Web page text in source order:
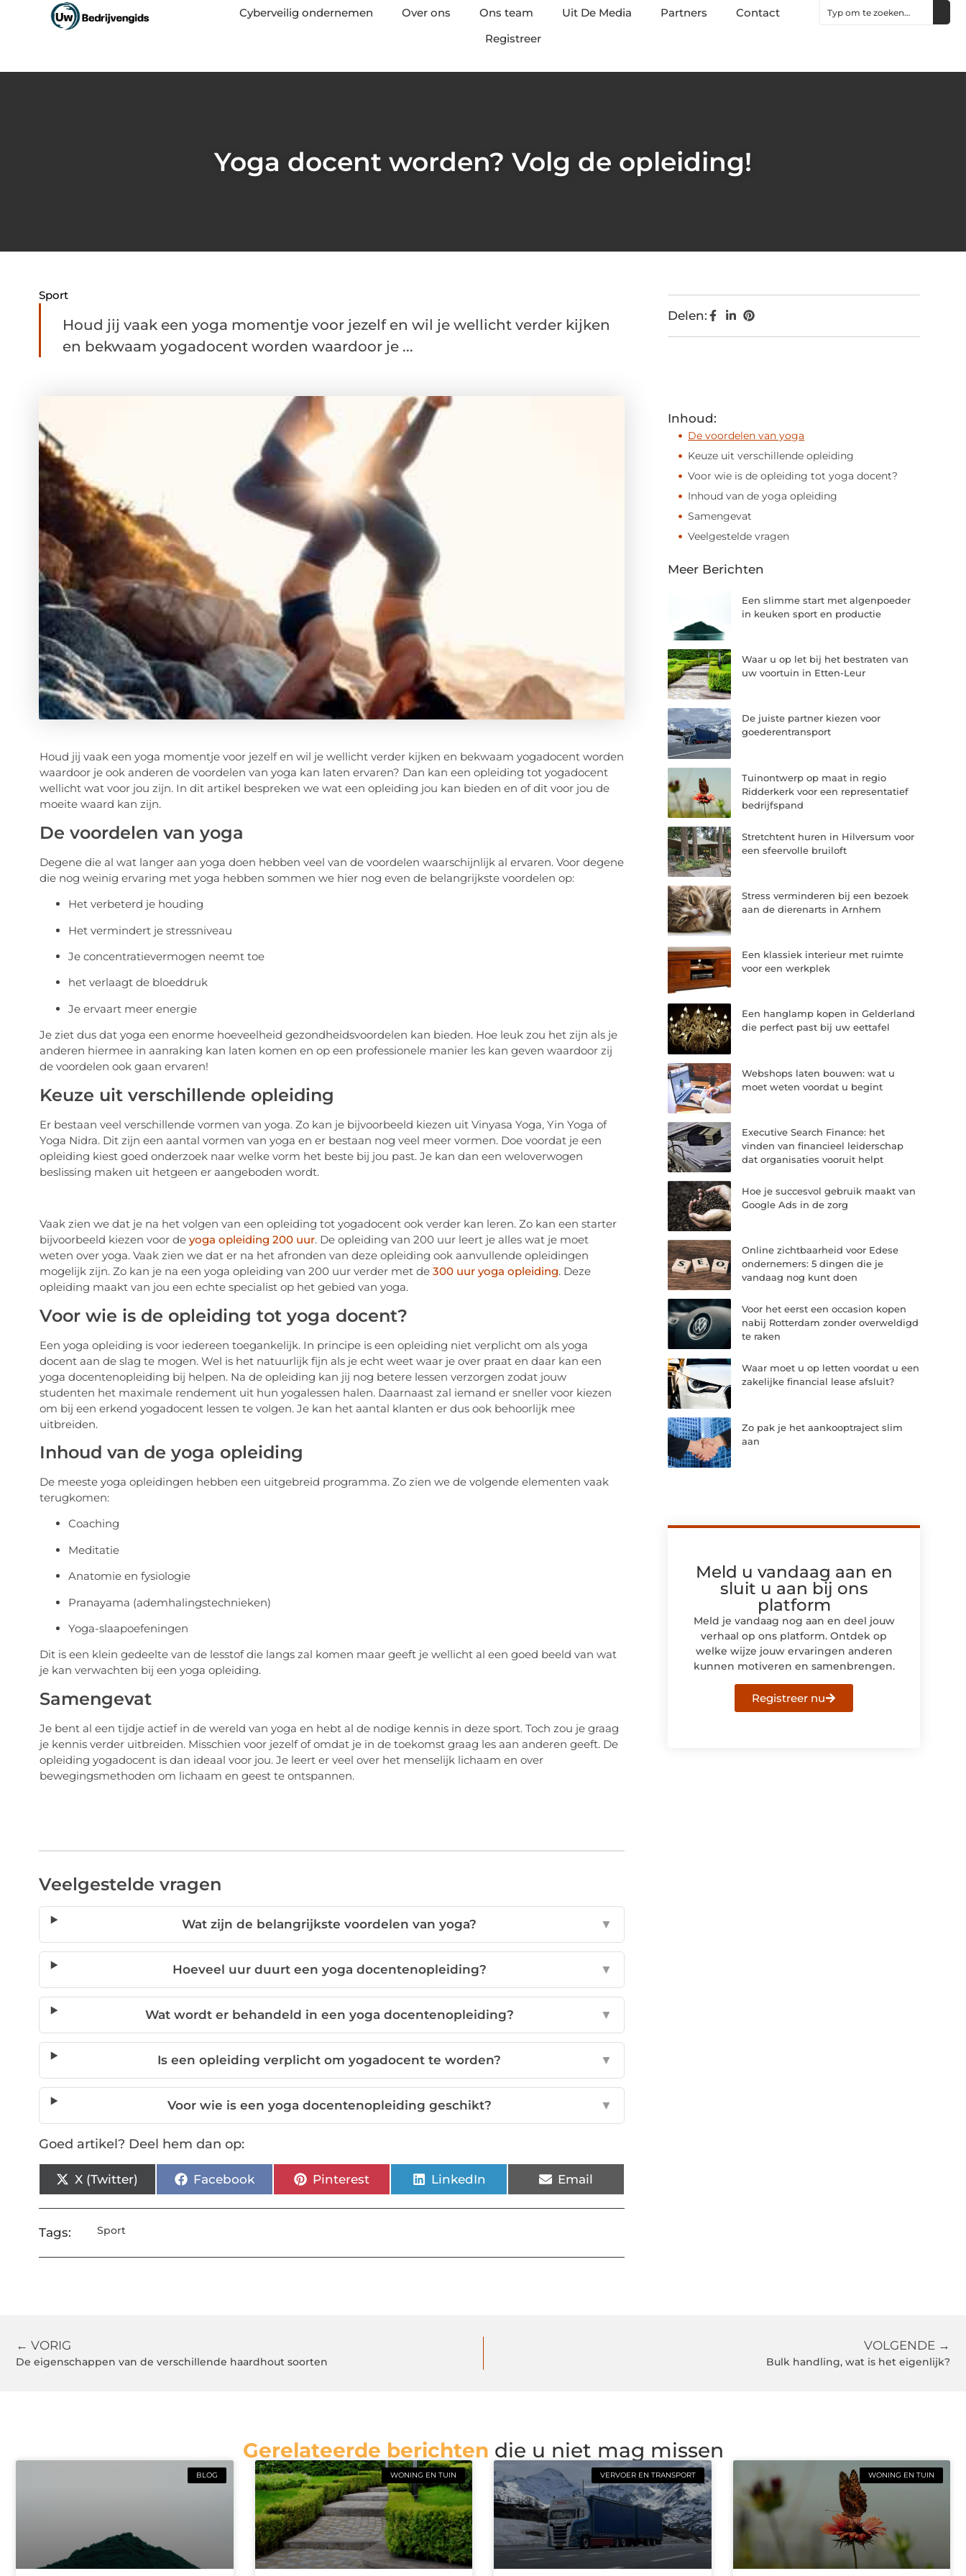
Cyberveilig ondernemen Over ons Ons team Uit De Media Partners
Contact
Registreer
Yoga docent worden? Volg de opleiding!
Sport
Houd jij vaak een yoga momentje voor jezelf en wil je wellicht verder kijken
en bekwaam yogadocent worden waardoor je ...
Houd jij vaak een yoga momentje voor jezelf en wil je wellicht verder kijken en bekwaam yogadocent worden
waardoor je ook anderen de voordelen van yoga kan laten ervaren? Dan kan een opleiding tot yogadocent
wellicht wat voor jou zijn. In dit artikel bespreken we wat een opleiding jou kan bieden en of dit voor jou de
moeite waard kan zijn.
De voordelen van yoga
Degene die al wat langer aan yoga doen hebben veel van de voordelen waarschijnlijk al ervaren. Voor degene
die nog weinig ervaring met yoga hebben sommen we hier nog even de belangrijkste voordelen op:
Het verbeterd je houding
Het vermindert je stressniveau
Je concentratievermogen neemt toe
het verlaagt de bloeddruk
Je ervaart meer energie
Je ziet dus dat yoga een enorme hoeveelheid gezondheidsvoordelen kan bieden. Hoe leuk zou het zijn als je
anderen hiermee in aanraking kan laten komen en op een professionele manier les kan geven waardoor zij
de voordelen ook gaan ervaren!
Keuze uit verschillende opleiding
Er bestaan veel verschillende vormen van yoga. Zo kan je bijvoorbeeld kiezen uit Vinyasa Yoga, Yin Yoga of
Yoga Nidra. Dit zijn een aantal vormen van yoga en er bestaan nog veel meer vormen. Doe voordat je een
opleiding kiest goed onderzoek naar welke vorm het beste bij jou past. Je kan dan een weloverwogen
beslissing maken uit hetgeen er aangeboden wordt.
Vaak zien we dat je na het volgen van een opleiding tot yogadocent ook verder kan leren. Zo kan een starter
bijvoorbeeld kiezen voor de yoga opleiding 200 uur. De opleiding van 200 uur leert je alles wat je moet
weten over yoga. Vaak zien we dat er na het afronden van deze opleiding ook aanvullende opleidingen
mogelijk zijn. Zo kan je na een yoga opleiding van 200 uur verder met de 300 uur yoga opleiding. Deze
opleiding maakt van jou een echte specialist op het gebied van yoga.
Voor wie is de opleiding tot yoga docent?
Een yoga opleiding is voor iedereen toegankelijk. In principe is een opleiding niet verplicht om als yoga
docent aan de slag te mogen. Wel is het natuurlijk fijn als je echt weet waar je over praat en daar kan een
yoga docentenopleiding bij helpen. Na de opleiding kan jij nog betere lessen verzorgen zodat jouw
studenten het maximale rendement uit hun yogalessen halen. Daarnaast zal iemand er sneller voor kiezen
om bij een erkend yogadocent lessen te volgen. Je kan het aantal klanten er dus ook behoorlijk mee
uitbreiden.
Inhoud van de yoga opleiding
De meeste yoga opleidingen hebben een uitgebreid programma. Zo zien we de volgende elementen vaak
terugkomen:
Coaching
Meditatie
Anatomie en fysiologie
Pranayama (ademhalingstechnieken)
Yoga-slaapoefeningen
Dit is een klein gedeelte van de lesstof die langs zal komen maar geeft je wellicht al een goed beeld van wat
je kan verwachten bij een yoga opleiding.
Samengevat
Je bent al een tijdje actief in de wereld van yoga en hebt al de nodige kennis in deze sport. Toch zou je graag
je kennis verder uitbreiden. Misschien voor jezelf of omdat je in de toekomst graag les aan anderen geeft. De
opleiding yogadocent is dan ideaal voor jou. Je leert er veel over het menselijk lichaam en over
bewegingsmethoden om lichaam en geest te ontspannen.
Veelgestelde vragen
Wat zijn de belangrijkste voordelen van yoga? ▼
Hoeveel uur duurt een yoga docentenopleiding? ▼
Wat wordt er behandeld in een yoga docentenopleiding? ▼
Is een opleiding verplicht om yogadocent te worden? ▼
Voor wie is een yoga docentenopleiding geschikt? ▼
Goed artikel? Deel hem dan op:
X (Twitter) Facebook Pinterest LinkedIn Email
Tags: Sport
Delen:
Inhoud:
De voordelen van yoga
Keuze uit verschillende opleiding
Voor wie is de opleiding tot yoga docent?
Inhoud van de yoga opleiding
Samengevat
Veelgestelde vragen
Meer Berichten
Een slimme start met algenpoeder
in keuken sport en productie
Waar u op let bij het bestraten van
uw voortuin in Etten-Leur
De juiste partner kiezen voor
goederentransport
Tuinontwerp op maat in regio
Ridderkerk voor een representatief
bedrijfspand
Stretchtent huren in Hilversum voor
een sfeervolle bruiloft
Stress verminderen bij een bezoek
aan de dierenarts in Arnhem
Een klassiek interieur met ruimte
voor een werkplek
Een hanglamp kopen in Gelderland
die perfect past bij uw eettafel
Webshops laten bouwen: wat u
moet weten voordat u begint
Executive Search Finance: het
vinden van financieel leiderschap
dat organisaties vooruit helpt
Hoe je succesvol gebruik maakt van
Google Ads in de zorg
Online zichtbaarheid voor Edese
ondernemers: 5 dingen die je
vandaag nog kunt doen
Voor het eerst een occasion kopen
nabij Rotterdam zonder overweldigd
te raken
Waar moet u op letten voordat u een
zakelijke financial lease afsluit?
Zo pak je het aankooptraject slim
aan
Meld u vandaag aan en
sluit u aan bij ons
platform
Meld je vandaag nog aan en deel jouw
verhaal op ons platform. Ontdek op
welke wijze jouw ervaringen anderen
kunnen motiveren en samenbrengen.
Registreer nu
← VORIG
De eigenschappen van de verschillende haardhout soorten
VOLGENDE →
Bulk handling, wat is het eigenlijk?
Gerelateerde berichten die u niet mag missen
BLOG WONING EN TUIN VERVOER EN TRANSPORT WONING EN TUIN